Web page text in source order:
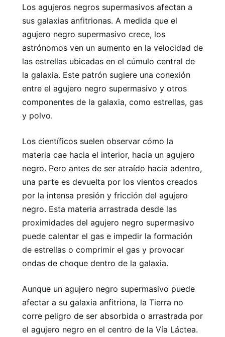
Los agujeros negros supermasivos afectan a
sus galaxias anfitrionas. A medida que el
agujero negro supermasivo crece, los
astrónomos ven un aumento en la velocidad de
las estrellas ubicadas en el cúmulo central de
la galaxia. Este patrón sugiere una conexión
entre el agujero negro supermasivo y otros
componentes de la galaxia, como estrellas, gas
y polvo.
Los científicos suelen observar cómo la
materia cae hacia el interior, hacia un agujero
negro. Pero antes de ser atraído hacia adentro,
una parte es devuelta por los vientos creados
por la intensa presión y fricción del agujero
negro. Esta materia arrastrada desde las
proximidades del agujero negro supermasivo
puede calentar el gas e impedir la formación
de estrellas o comprimir el gas y provocar
ondas de choque dentro de la galaxia.
Aunque un agujero negro supermasivo puede
afectar a su galaxia anfitriona, la Tierra no
corre peligro de ser absorbida o arrastrada por
el agujero negro en el centro de la Vía Láctea.